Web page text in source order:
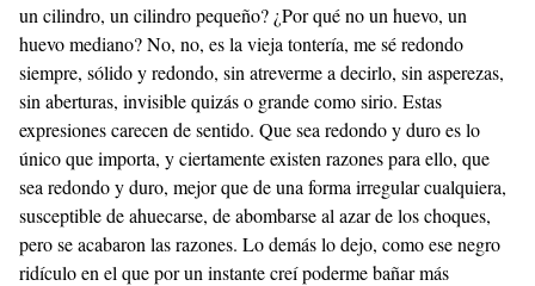
un cilindro, un cilindro pequeño? ¿Por qué no un huevo, un
huevo mediano? No, no, es la vieja tontería, me sé redondo
siempre, sólido y redondo, sin atreverme a decirlo, sin asperezas,
sin aberturas, invisible quizás o grande como sirio. Estas
expresiones carecen de sentido. Que sea redondo y duro es lo
único que importa, y ciertamente existen razones para ello, que
sea redondo y duro, mejor que de una forma irregular cualquiera,
susceptible de ahuecarse, de abombarse al azar de los choques,
pero se acabaron las razones. Lo demás lo dejo, como ese negro
ridículo en el que por un instante creí poderme bañar más